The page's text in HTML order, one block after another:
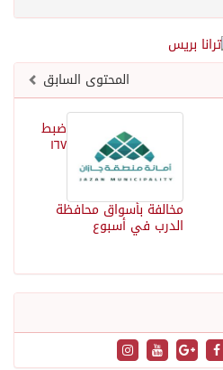
المحتوى السابق
ضبط
١٦٧
مخالفة بأسواق محافظة
الدرب في أسبوع